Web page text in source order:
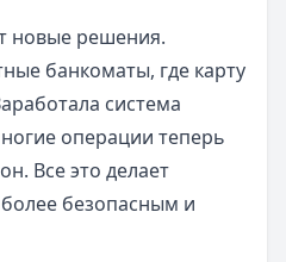
новые решения.
банкоматы, где карту
система
операции теперь
Все это делает
безопасным и